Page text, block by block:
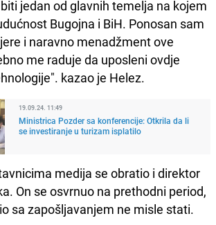
jedan od glavnih temelja na kojem
Bugojna i BiH. Ponosan sam
i naravno menadžment ove
me raduje da uposleni ovdje
kazao je Helez.
19.09.24. 11:49
Ministrica Pozder sa konferencije: Otkrila da li
se investiranje u turizam isplatilo
medija se obratio i direktor
On se osvrnuo na prethodni period,
sa zapošljavanjem ne misle stati.